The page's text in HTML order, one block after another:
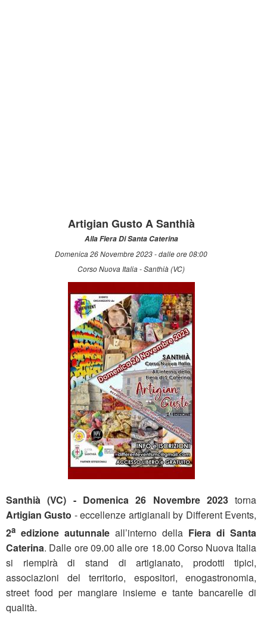
Artigian Gusto A Santhià
Alla Fiera Di Santa Caterina
Domenica 26 Novembre 2023 - dalle ore 08:00
Corso Nuova Italia - Santhià (VC)
Santhià (VC) - Domenica 26 Novembre 2023 torna
Artigian Gusto - eccellenze artigianali by Different Events,
2a edizione autunnale all’interno della Fiera di Santa
Caterina. Dalle ore 09.00 alle ore 18.00 Corso Nuova Italia
si riempirà di stand di artigianato, prodotti tipici,
associazioni del territorio, espositori, enogastronomia,
street food per mangiare insieme e tante bancarelle di
qualità.